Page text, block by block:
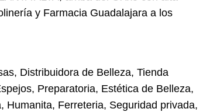
y Farmacia Guadalajara a los
Distribuidora de Belleza, Tienda
Preparatoria, Estética de Belleza,
Humanita, Ferreteria, Seguridad privada,